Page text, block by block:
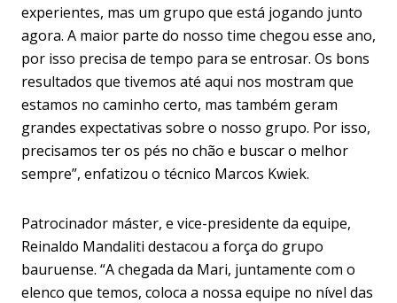
experientes, mas um grupo que está jogando junto
agora. A maior parte do nosso time chegou esse ano,
por isso precisa de tempo para se entrosar. Os bons
resultados que tivemos até aqui nos mostram que
estamos no caminho certo, mas também geram
grandes expectativas sobre o nosso grupo. Por isso,
precisamos ter os pés no chão e buscar o melhor
sempre”, enfatizou o técnico Marcos Kwiek.
Patrocinador máster, e vice-presidente da equipe,
Reinaldo Mandaliti destacou a força do grupo
bauruense. “A chegada da Mari, juntamente com o
elenco que temos, coloca a nossa equipe no nível das